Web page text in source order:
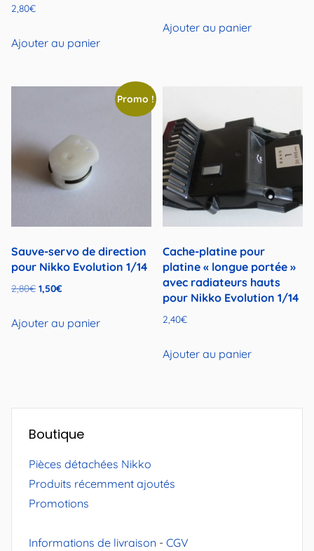
2,80€
Ajouter au panier
initial
actuel
Ajouter au panier
Promo !
Sauve-servo de direction
pour Nikko Evolution 1/14
2,80€ Le
initial
1,50€Le
actuel
Ajouter au panier
Cache-platine pour
platine « longue portée »
avec radiateurs hauts
pour Nikko Evolution 1/14
2,40€
Ajouter au panier
Boutique
Pièces détachées Nikko
Produits récemment ajoutés
Promotions
Informations de livraison - CGV